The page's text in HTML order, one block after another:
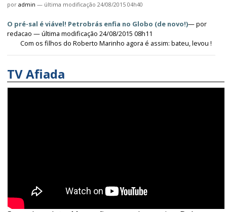
poradmin — última modificação 24/08/2015 04h40
O pré-sal é viável! Petrobrás enfia no Globo (de novo!)​—por
redacao — última modificação 24/08/2015 08h11
Com os filhos do Roberto Marinho agora é assim: bateu, levou !
TV Afiada